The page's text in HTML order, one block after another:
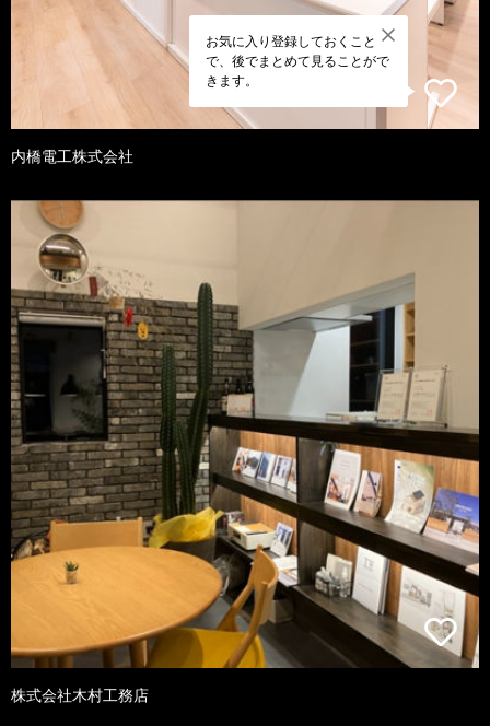
お気に入り登録しておくこと
で、後でまとめて見ることがで
きます。
内橋電工株式会社
株式会社木村工務店